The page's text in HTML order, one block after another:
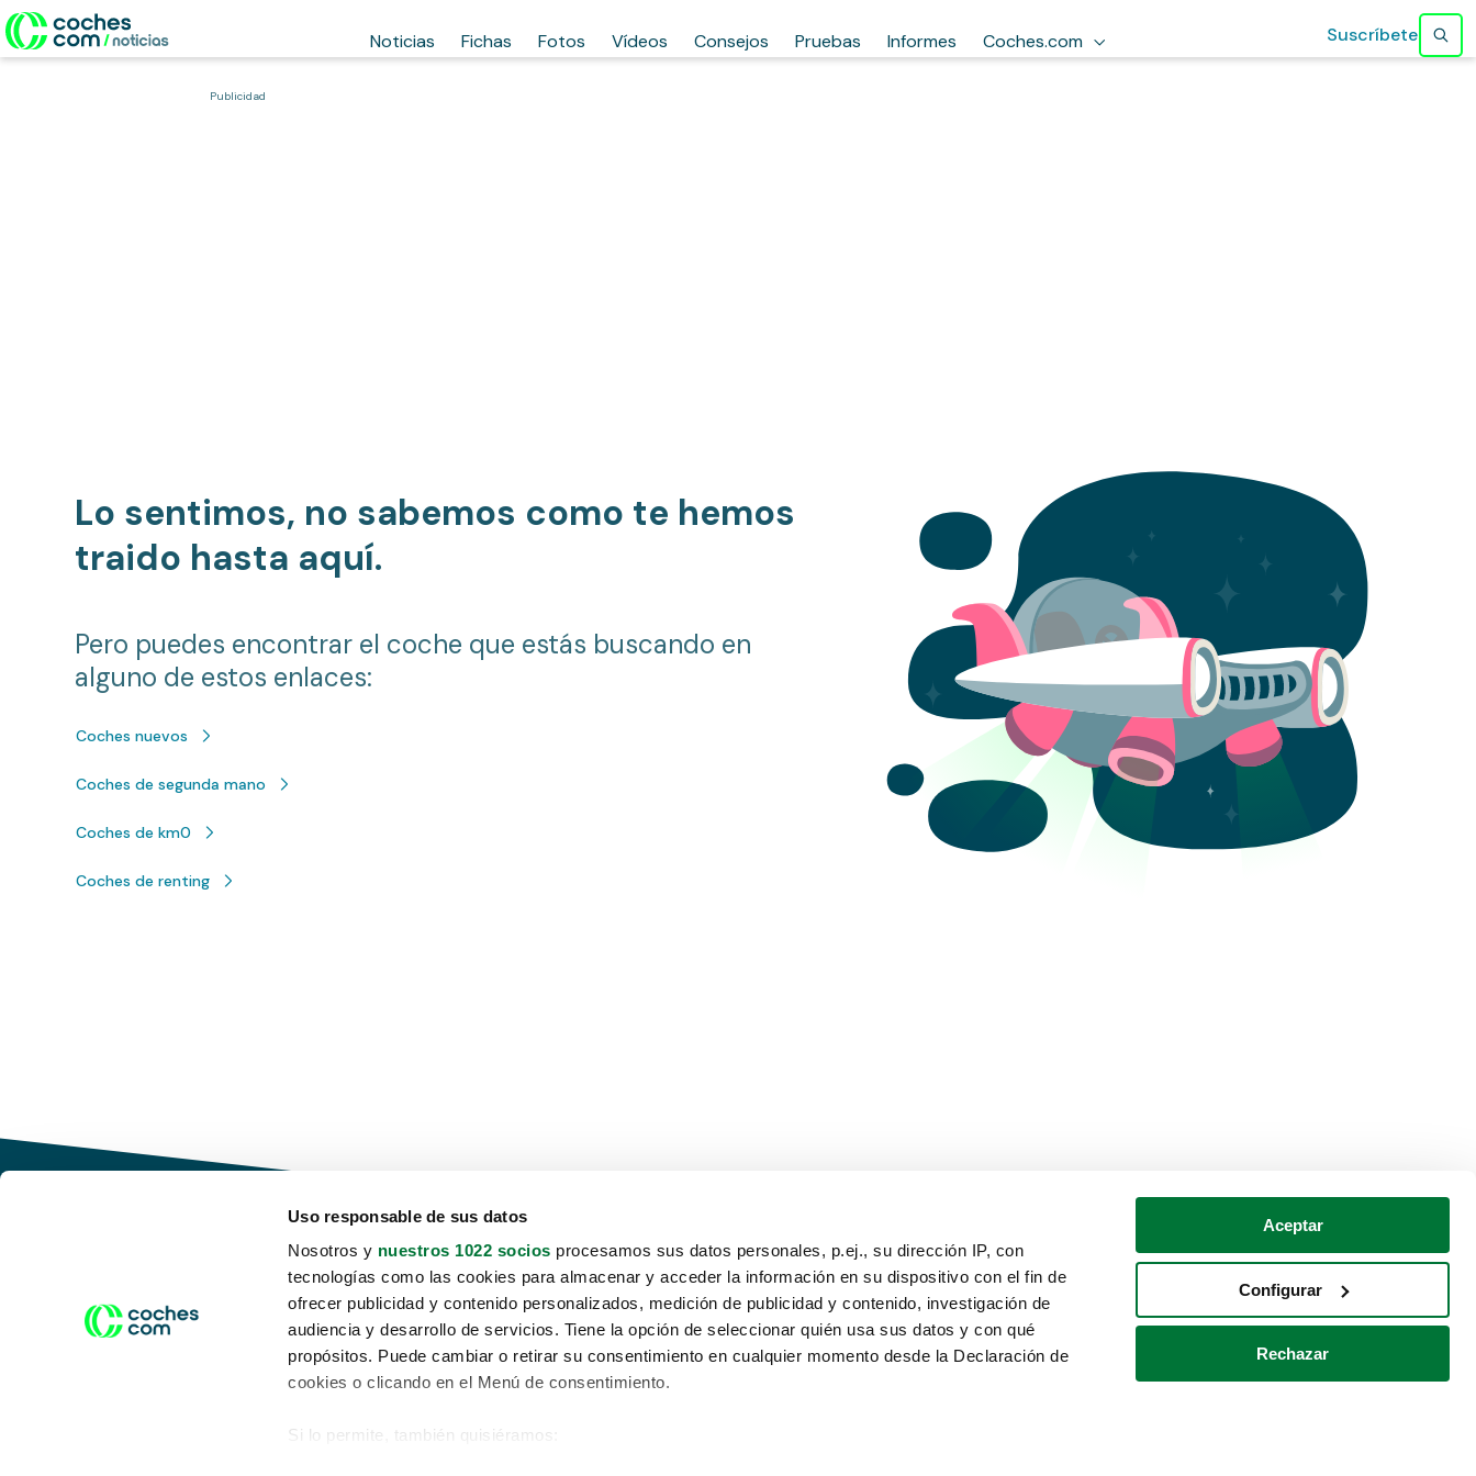
Uso responsable de sus datos
Nosotros y nuestros 1022 socios procesamos sus datos personales, p.ej., su dirección IP, con
tecnologías como las cookies para almacenar y acceder la información en su dispositivo con el fin de
ofrecer publicidad y contenido personalizados, medición de publicidad y contenido, investigación de
audiencia y desarrollo de servicios. Tiene la opción de seleccionar quién usa sus datos y con qué
propósitos. Puede cambiar o retirar su consentimiento en cualquier momento desde la Declaración de
cookies o clicando en el Menú de consentimiento.
Si lo permite, también quisiéramos:
Aceptar
Configurar
Rechazar
Noticias Fichas Fotos Vídeos Consejos Pruebas Informes Coches.com Suscríbete
Publicidad
Lo sentimos, no sabemos como te hemos
traido hasta aquí.
Pero puedes encontrar el coche que estás buscando en
alguno de estos enlaces:
Coches nuevos
Coches de segunda mano
Coches de km0
Coches de renting
Conduce tu futuro,
desata tu movilidad